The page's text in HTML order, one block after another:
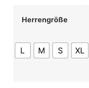
Herrengröße
L M S XL